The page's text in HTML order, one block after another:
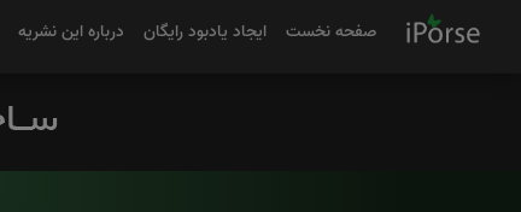
صفحه نخست ایجاد یادبود رایگان درباره این نشریه